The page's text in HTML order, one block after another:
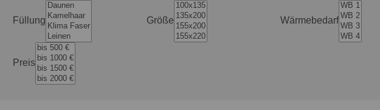
Füllung Größe Wärmebedarf
Preis